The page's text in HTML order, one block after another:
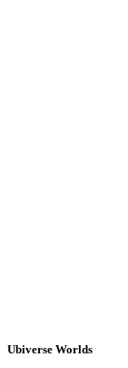
Ubiverse Worlds